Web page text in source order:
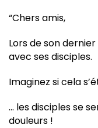
“Chers amis,
Lors de son
avec ses disciples.
Imaginez si cela
… les disciples se
douleurs !